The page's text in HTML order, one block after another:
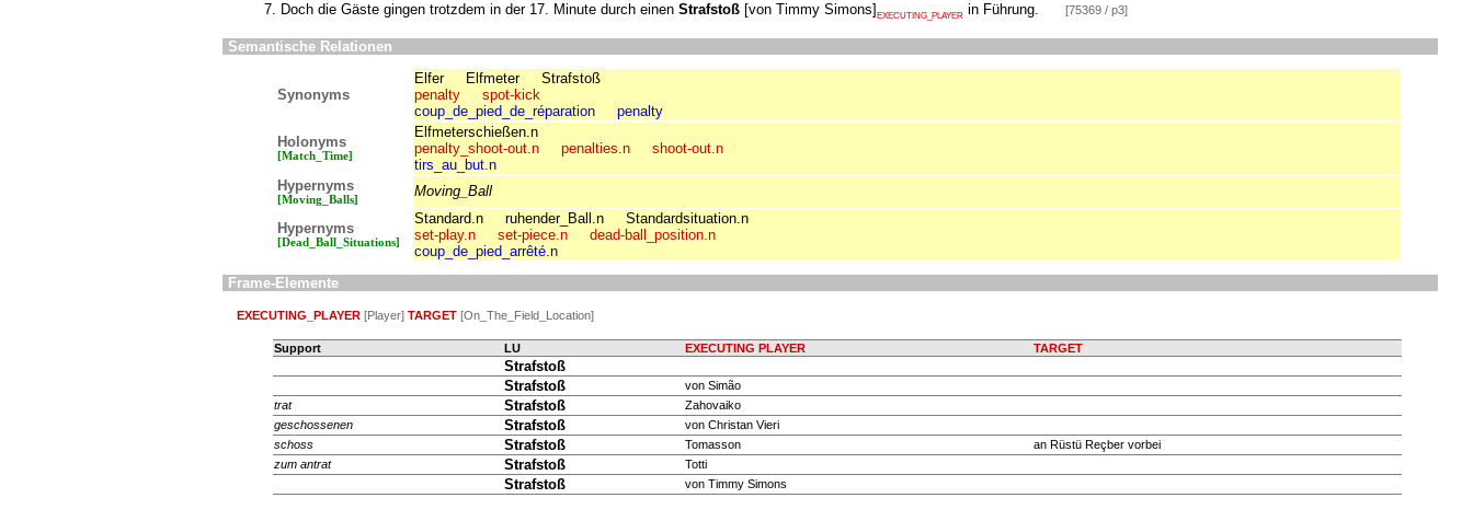
Doch die Gäste gingen trotzdem in der 17. Minute durch einen Strafstoß [von Timmy Simons] EXECUTING_PLAYER in Führung. [75369 / p3]
Semantische Relationen
Synonyms
Elfer Elfmeter
Strafstoß
penalty
spot-kick
coup_de_pied_de_réparation
penalty
Holonyms
[Match_Time]
Elfmeterschießen.n
penalty_shoot-out.n
penalties.n
shoot-out.n
tirs_au_but.n
Hypernyms
[Moving_Balls]
Moving_Ball
Hypernyms
[Dead_Ball_Situations]
Standard.n ruhender_Ball.n
Standardsituation.n
set-play.n
set-piece.n
dead-ball_position.n
coup_de_pied_arrêté.n
Frame-Elemente
EXECUTING_PLAYER [Player] TARGET [On_The_Field_Location]
Support LU EXECUTING PLAYER TARGET
Strafstoß
Strafstoß
von Simão
trat
Strafstoß
Zahovaiko
geschossenen
Strafstoß
von Christan Vieri
schoss
Strafstoß Tomasson
an Rüstü Reçber vorbei
zum antrat Strafstoß Totti
Strafstoß von Timmy Simons